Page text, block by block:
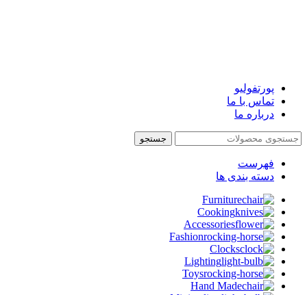
پورتفولیو
تماس با ما
درباره ما
جستجو
فهرست
دسته بندی ها
Furniture
Cooking
Accessories
Fashion
Clocks
Lighting
Toys
Hand Made